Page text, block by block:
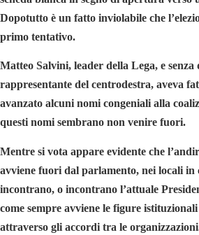
Dopotutto è un fatto inviolabile che
primo tentativo.
Matteo Salvini, leader della Lega, e
rappresentante del centrodestra, aveva
avanzato alcuni nomi congeniali alla
questi nomi sembrano non venire fuori.
Mentre si vota appare evidente che
avviene fuori dal parlamento, nei locali
incontrano, o incontrano l’attuale
come sempre avviene le figure
attraverso gli accordi tra le